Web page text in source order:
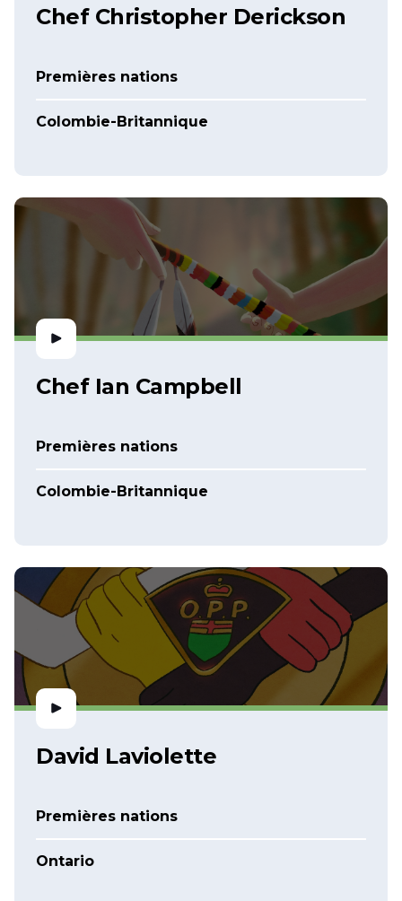
Chef Christopher Derickson
Premières nations
Colombie-Britannique
Chef Ian Campbell
Premières nations
Colombie-Britannique
David Laviolette
Premières nations
Ontario